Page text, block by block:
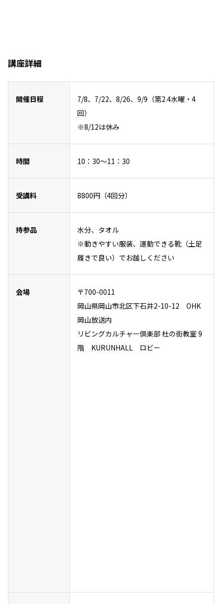
講座詳細
開催日程
7/8、7/22、8/26、9/9（第2.4水曜・4
回）
※8/12は休み
時間 10：30～11：30
受講料 8800円（4回分）
持参品
水分、タオル
※動きやすい服装、運動できる靴（土足
履きで良い）でお越しください
会場
〒700-0011
岡山県岡山市北区下石井2-10-12 OHK
岡山放送内
リビングカルチャー倶楽部 杜の街教室 9
階 KURUNHALL ロビー